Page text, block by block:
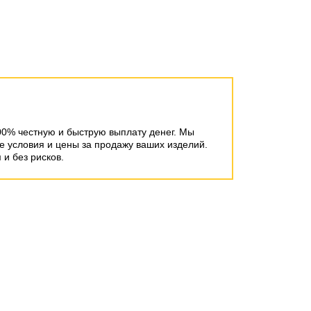
честную и быструю выплату денег. Мы
и цены за продажу ваших изделий.
без рисков.